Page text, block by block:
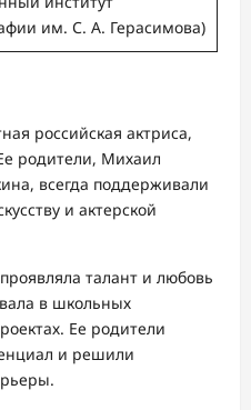
им. С. А. Герасимова)
российская актриса,
родители, Михаил
всегда поддерживали
и актерской
талант и любовь
в школьных
Ее родители
и решили